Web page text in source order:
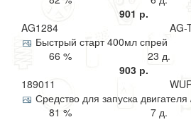
901 р.
AG1284
AG-
Быстрый старт 400мл спрей
66 %
23 д.
903 р.
189011
Средство для запуска
81 %
7 д.